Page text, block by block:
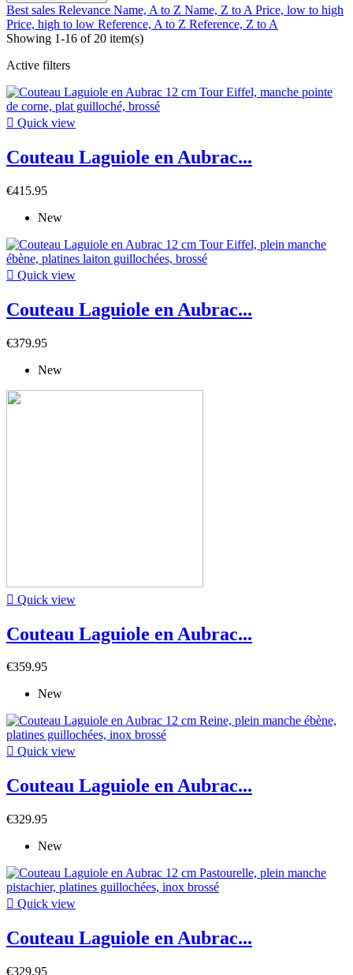
Best sales Relevance Name, A to Z Name, Z to A Price, low to high
Price, high to low Reference, A to Z Reference, Z to A
Showing 1-16 of 20 item(s)
Active filters
 Quick view
Couteau Laguiole en Aubrac...
€415.95
New
 Quick view
Couteau Laguiole en Aubrac...
€379.95
New
 Quick view
Couteau Laguiole en Aubrac...
€359.95
New
 Quick view
Couteau Laguiole en Aubrac...
€329.95
New
 Quick view
Couteau Laguiole en Aubrac...
€329.95